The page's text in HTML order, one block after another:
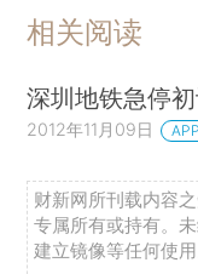
相关阅读
深圳地铁急停
2012年11月09日
财新网所刊载内容
专属所有或持有。
建立镜像等任何使用